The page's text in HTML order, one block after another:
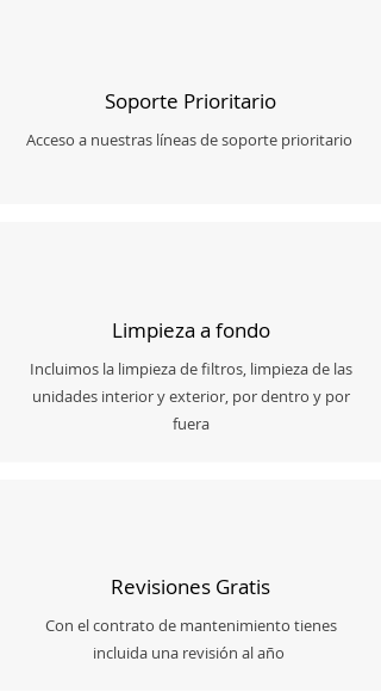
Soporte Prioritario
Acceso a nuestras líneas de soporte prioritario
Limpieza a fondo
Incluimos la limpieza de filtros, limpieza de las
unidades interior y exterior, por dentro y por
fuera
Revisiones Gratis
Con el contrato de mantenimiento tienes
incluida una revisión al año